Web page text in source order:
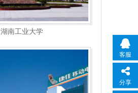
湖南工业大学
客服
分享